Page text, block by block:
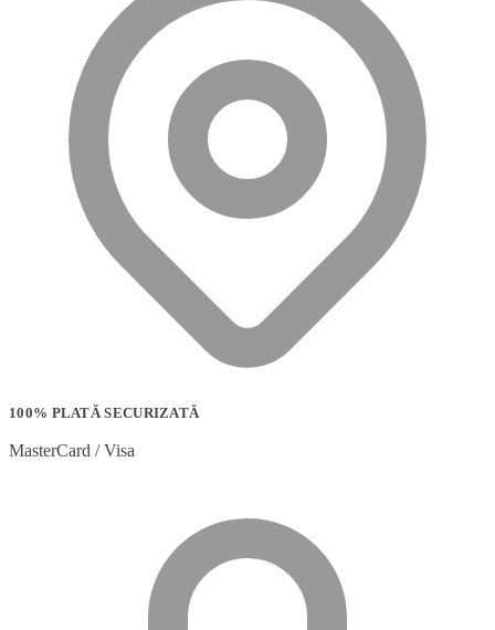
100% PLATĂ SECURIZATĂ
MasterCard / Visa